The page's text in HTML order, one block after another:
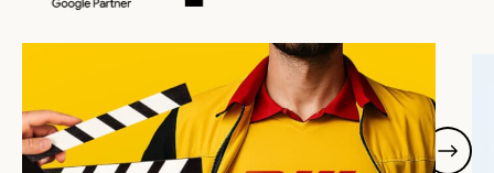
Erfolgreiche Projekte